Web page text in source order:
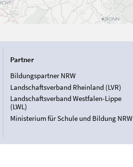
Partner
Bildungspartner NRW
Landschaftsverband Rheinland (LVR)
Landschaftsverband Westfalen-Lippe
(LWL)
Ministerium für Schule und Bildung NRW